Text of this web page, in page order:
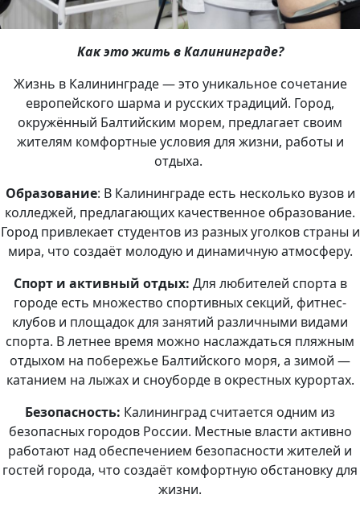
Как это жить в Калининграде?
Жизнь в Калининграде — это уникальное сочетание
европейского шарма и русских традиций. Город,
окружённый Балтийским морем, предлагает своим
жителям комфортные условия для жизни, работы и
отдыха.
Образование: В Калининграде есть несколько вузов и
колледжей, предлагающих качественное образование.
Город привлекает студентов из разных уголков страны и
мира, что создаёт молодую и динамичную атмосферу.
Спорт и активный отдых: Для любителей спорта в
городе есть множество спортивных секций, фитнес-
клубов и площадок для занятий различными видами
спорта. В летнее время можно наслаждаться пляжным
отдыхом на побережье Балтийского моря, а зимой —
катанием на лыжах и сноуборде в окрестных курортах.
Безопасность: Калининград считается одним из
безопасных городов России. Местные власти активно
работают над обеспечением безопасности жителей и
гостей города, что создаёт комфортную обстановку для
жизни.